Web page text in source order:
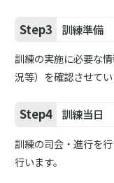
Step3 訓練準備
訓練の実施に必要な
況等）を確認させてい
Step4 訓練当日
訓練の司会・進行を
行います。